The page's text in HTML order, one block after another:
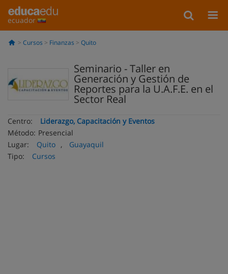
ecuador
Cursos Finanzas Quito
Seminario - Taller en
Generación y Gestión de
Reportes para la U.A.F.E. en el
Sector Real
Centro:
Liderazgo, Capacitación y Eventos
Método: Presencial
Lugar:
Quito ,
Guayaquil
Tipo:
Cursos